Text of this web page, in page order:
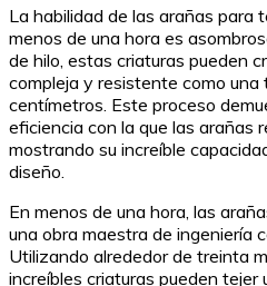
La habilidad de las arañas para
menos de una hora es
de hilo, estas criaturas pueden
compleja y resistente como
centímetros. Este proceso
eficiencia con la que las arañas
mostrando su increíble
diseño.
En menos de una hora, las
una obra maestra de ingeniería
Utilizando alrededor de treinta
increíbles criaturas pueden